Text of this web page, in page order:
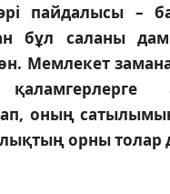
әрі пайдалысы –
бұл саланы
Мемлекет
оның
орны толар